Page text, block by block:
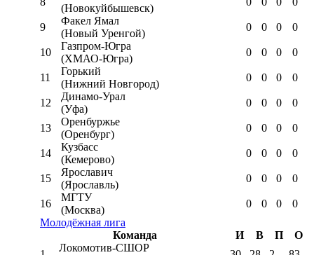
(Новокуйбышевск)
9
Факел Ямал
(Новый Уренгой)
0 0 0 0
10
Газпром-Югра
(ХМАО-Югра)
0 0 0 0
11
Горький
(Нижний Новгород)
0 0 0 0
12
Динамо-Урал
(Уфа)
0 0 0 0
13
Оренбуржье
(Оренбург)
0 0 0 0
14
Кузбасс
(Кемерово)
0 0 0 0
15
Ярославич
(Ярославль)
0 0 0 0
16
МГТУ
(Москва)
0 0 0
0
Молодёжная лига
Команда
И В П
О
Локомотив-CШОР